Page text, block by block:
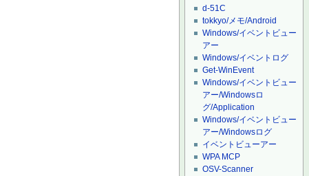
d-51C
tokkyo/メモ/Android
Windows/イベントビュー
アー
Windows/イベントログ
Get-WinEvent
Windows/イベントビュー
アー/Windowsロ
グ/Application
Windows/イベントビュー
アー/Windowsログ
イベントビューアー
WPA MCP
OSV-Scanner